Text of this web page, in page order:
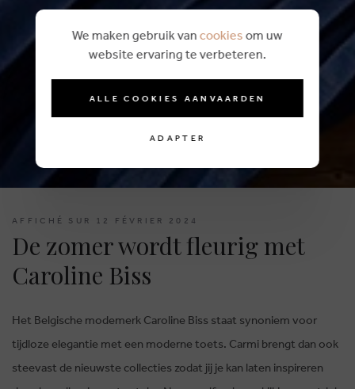
AFFICHÉ SUR 12 FÉVRIER 2024
De zomer wordt fleurig met
Caroline Biss
Het Belgische modemerk Caroline Biss staat synoniem voor
tijdloze elegantie met een moderne toets. Carmi brengt dan ook
steevast de nieuwste collecties zodat jij je kan laten inspireren
We maken gebruik van cookies om uw
website ervaring te verbeteren.
ALLE COOKIES AANVAARDEN
ADAPTER